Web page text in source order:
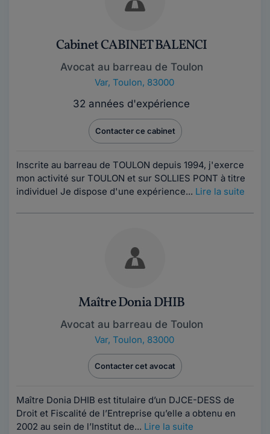
Cabinet CABINET BALENCI
Avocat au barreau de Toulon
Var, Toulon, 83000
32 années d'expérience
Contacter ce cabinet
Inscrite au barreau de TOULON depuis 1994, j'exerce
mon activité sur TOULON et sur SOLLIES PONT à titre
individuel Je dispose d'une expérience... Lire la suite
Maître Donia DHIB
Avocat au barreau de Toulon
Var, Toulon, 83000
Contacter cet avocat
Maître Donia DHIB est titulaire d’un DJCE-DESS de
Droit et Fiscalité de l’Entreprise qu’elle a obtenu en
2002 au sein de l’Institut de... Lire la suite